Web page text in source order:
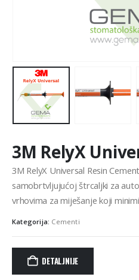
3M RelyX
3M RelyX Universal Resin
samobrtvljujućoj štrcaljki za
vrhovima za miješanje koji
Kategorija: Cementi
DETALJNIJE